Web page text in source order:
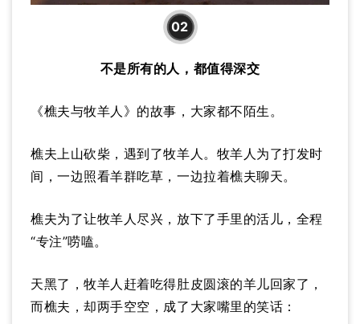
02
不是所有的人，都值得深交
《樵夫与牧羊人》的故事，大家都不陌生。
樵夫上山砍柴，遇到了牧羊人。牧羊人为了打发时
间，一边照看羊群吃草，一边拉着樵夫聊天。
樵夫为了让牧羊人尽兴，放下了手里的活儿，全程
“专注”唠嗑。
天黑了，牧羊人赶着吃得肚皮圆滚的羊儿回家了，
而樵夫，却两手空空，成了大家嘴里的笑话：